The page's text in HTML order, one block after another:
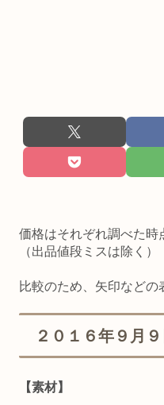
価格はそれぞれ調べた時
（出品値段ミスは除く）
比較のため、矢印などの
２０１６年９月
【素材】